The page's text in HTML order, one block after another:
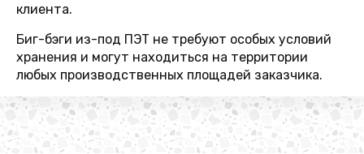
клиента.
Биг-бэги из-под ПЭТ не требуют особых условий
хранения и могут находиться на территории
любых производственных площадей заказчика.